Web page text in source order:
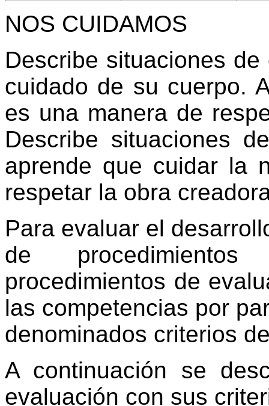
NOS CUIDAMOS
Describe situaciones
cuidado de su cuerpo.
es una manera de
Describe situaciones
aprende que cuidar la
respetar la obra
Para evaluar el
de
procedimientos de
las competencias por
denominados criterios
A continuación se
evaluación con sus